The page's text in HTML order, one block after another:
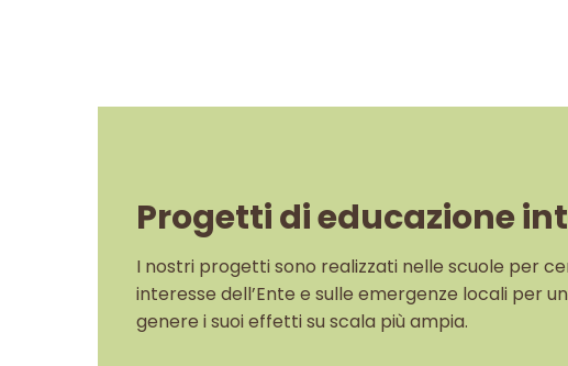
Progetti di educazione
I nostri progetti sono realizzati nelle scuole per
interesse dell’Ente e sulle emergenze locali per
genere i suoi effetti su scala più ampia.